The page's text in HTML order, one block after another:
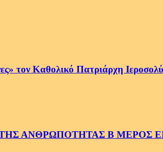
τον Καθολικό Πατριάρχη
ΑΝΘΡΩΠΟΤΗΤΑΣ Β ΜΕΡΟΣ